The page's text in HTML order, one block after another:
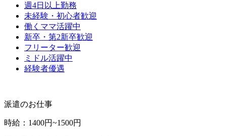
週4日以上勤務
未経験・初心者歓迎
働くママ活躍中
新卒・第2新卒歓迎
フリーター歓迎
ミドル活躍中
経験者優遇
派遣のお仕事
時給 ： 1400円~1500円